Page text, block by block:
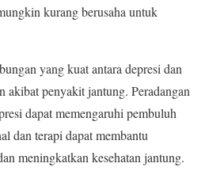
kurang berusaha untuk
yang kuat antara depresi dan
akibat penyakit jantung. Peradangan
dapat memengaruhi pembuluh
dan terapi dapat membantu
meningkatkan kesehatan jantung.